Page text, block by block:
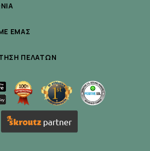
στίγματα κρατάνε την υγρασία
διευκολύνουν την
στεγνό.
της κάλτσας υπάρχουν ιόντα
ελέγχουν την υγρασία και την
έτσι ώστε αποφεύγονται οι
ΕΜΆΣ
ΠΕΛΑΤΏΝ